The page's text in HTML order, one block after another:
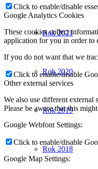
Rok 2021
Rok 2020
Rok 2019
Rok 2018
Click to enable/disable
Google Analytics Cookies
These cookies collect
application for you in order to
If you do not want that we
Click to enable/disable
Other external services
We also use different
Please be aware that this
Google Webfont Settings:
Click to enable/disable
Google Map Settings: